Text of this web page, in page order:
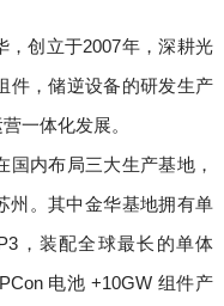
，创立于2007年，深耕光
件，储逆设备的研发生产
一体化发展。
国内布局三大生产基地，
州。其中金华基地拥有单
，装配全球最长的单体
电池 +10GW 组件产